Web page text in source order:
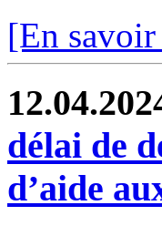
[En
délai de
d’aide